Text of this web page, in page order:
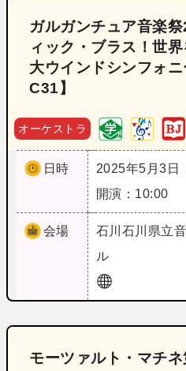
ガルガンチュア音楽
ィック・ブラス！世
大ウインドシンフォ
C31】
オーケストラ
日時
2025年5月3日
開演：10:00
会場 石川 石川県立
ル
モーツァルト・マチネ